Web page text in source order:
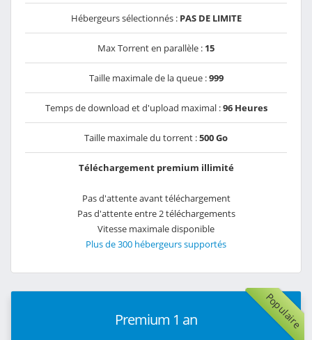
Hébergeurs sélectionnés : PAS DE LIMITE
Max Torrent en parallèle : 15
Taille maximale de la queue :999
Temps de download et d'upload maximal :96 Heures
Taille maximale du torrent :500 Go
Téléchargement premium illimité
Pas d'attente avant téléchargement
Pas d'attente entre 2 téléchargements
Vitesse maximale disponible
Plus de 300 hébergeurs supportés
Populaire
Premium 1 an